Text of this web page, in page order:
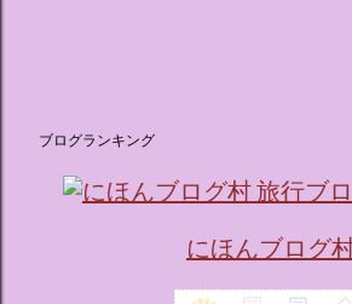
ブログランキング
にほんブログ